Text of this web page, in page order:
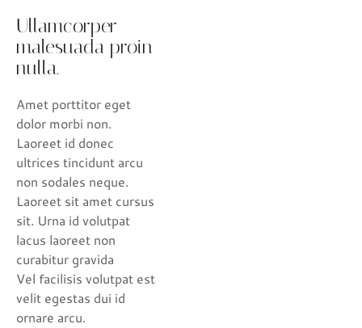
Ullamcorper
malesuada proin
nulla.
Amet porttitor eget
dolor morbi non.
Laoreet id donec
ultrices tincidunt arcu
non sodales neque.
Laoreet sit amet cursus
sit. Urna id volutpat
lacus laoreet non
curabitur gravida
Vel facilisis volutpat est
velit egestas dui id
ornare arcu.